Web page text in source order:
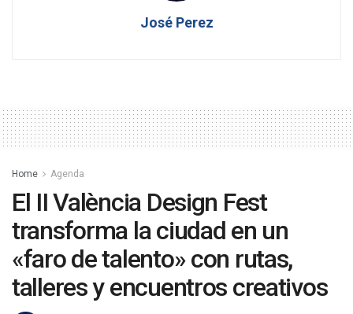
José Perez
Home Agenda
El II València Design Fest
transforma la ciudad en un
«faro de talento» con rutas,
talleres y encuentros creativos